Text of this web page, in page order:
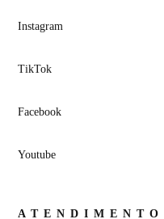
Instagram
TikTok
Facebook
Youtube
ATENDIMENTO